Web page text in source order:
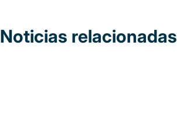
Noticias relacionadas